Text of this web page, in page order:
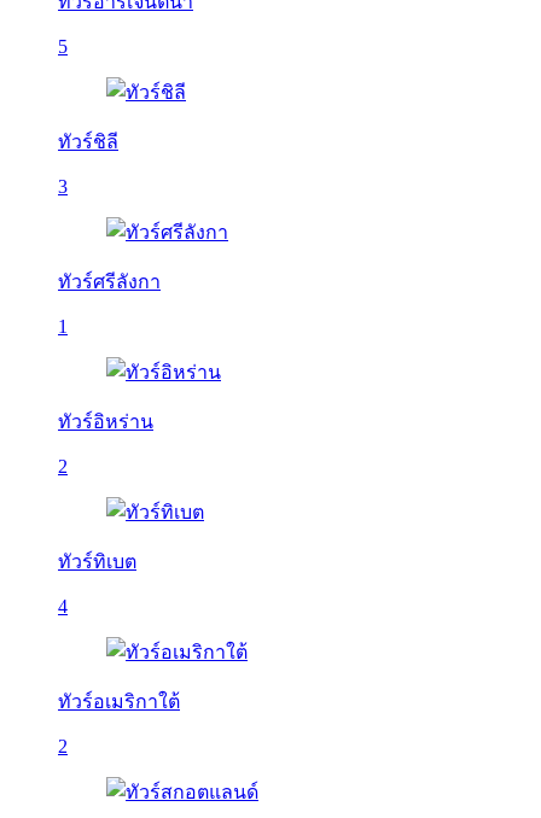
5
ทัวร์ชิลี
3
ทัวร์ศรีลังกา
1
ทัวร์อิหร่าน
2
ทัวร์ทิเบต
4
ทัวร์อเมริกาใต้
2